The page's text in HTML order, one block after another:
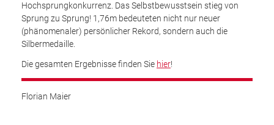
Hochsprungkonkurrenz. Das Selbstbewusstsein stieg von
Sprung zu Sprung! 1,76m bedeuteten nicht nur neuer
(phänomenaler) persönlicher Rekord, sondern auch die
Silbermedaille.
Die gesamten Ergebnisse finden Sie hier!
Florian Maier